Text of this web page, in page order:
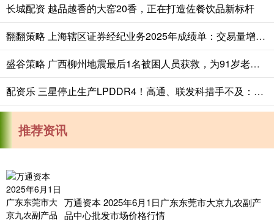
长城配资 越品越香的大窑20香，正在打造佐餐饮品新标杆
翻翻策略 上海辖区证券经纪业务2025年成绩单：交易量增加八成，佣金率跌破万二
盛谷策略 广西柳州地震最后1名被困人员获救，为91岁老人，生命体征平稳
配资乐 三星停止生产LPDDR4！高通、联发科措手不及：手机又要涨价
推荐资讯
万通资本 2025年6月1日广东东莞市大京九农副产
品中心批发市场价格行情